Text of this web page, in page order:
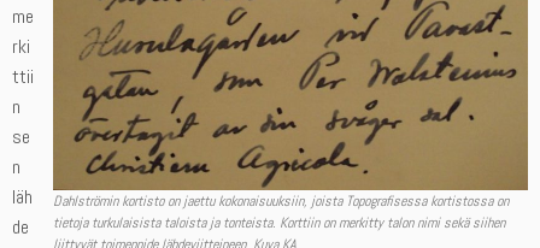
Dahlströmin kortisto on jaettu kokonaisuuksiin, joista Topografisessa kortistossa on
tietoja turkulaisista taloista ja tonteista. Korttiin on merkitty talon nimi sekä siihen
me
rki
ttii
n
se
n
läh
de